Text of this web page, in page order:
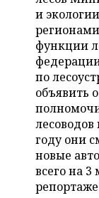
ONLINE-
ОТКРЫТАЯ
ХОККЕЙ
БАСКЕТБОЛ
ВОЛЕЙБОЛ
КИБЕРСПОРТ
ФИГУРНОЕ
ВОДНЫЕ
ВЛАСТЬ
ИСТОРИЯ
КУЛЬТУРА
МЕДИЦИНА
ОБРАЗОВАНИЕ
СЮЖЕТЫ
СПРАВОЧНИК
СПИСОК
СПИСОК
ПОЛНАЯ
и
функции
по
объявить
году они
новые
всего на